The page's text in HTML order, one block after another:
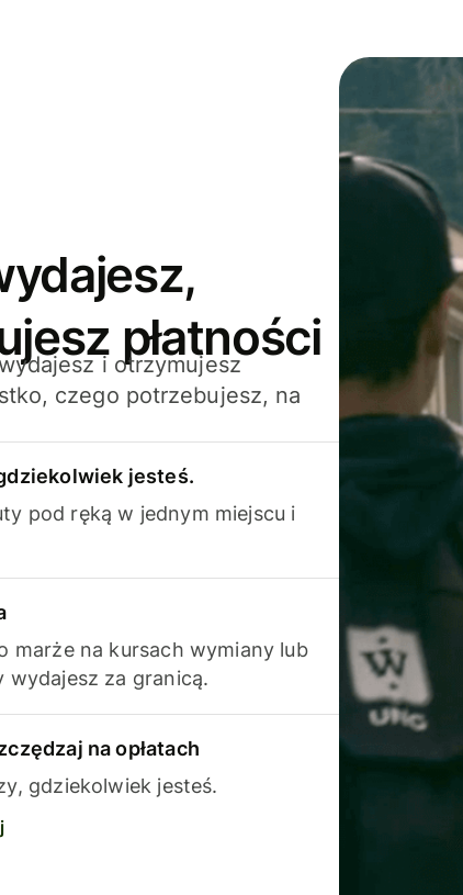
płatności
i otrzymujesz
czego potrzebujesz, na
jesteś.
pod ręką w jednym miejscu i
marże na kursach wymiany lub
wydajesz za granicą.
na opłatach
gdziekolwiek jesteś.